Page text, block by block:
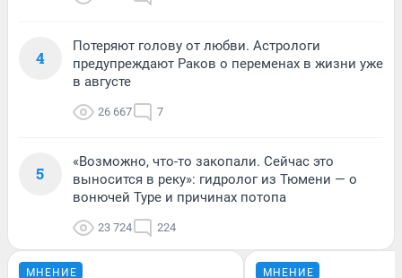
4
Потеряют голову от любви. Астрологи
предупреждают Раков о переменах в жизни уже
в августе
26 667 7
5
«Возможно, что-то закопали. Сейчас это
выносится в реку»: гидролог из Тюмени — о
вонючей Туре и причинах потопа
23 724 224
МНЕНИЕ МНЕНИЕ